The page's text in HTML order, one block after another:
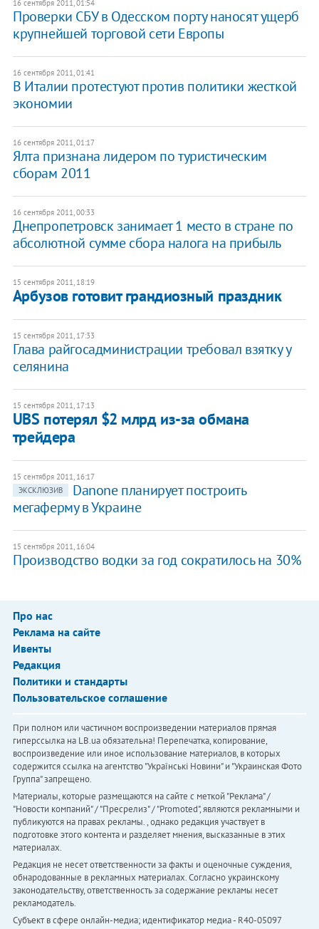
16 сентября 2011, 01:54
Проверки СБУ в Одесском порту наносят ущерб
крупнейшей торговой сети Европы
16 сентября 2011, 01:41
В Италии протестуют против политики жесткой
экономии
16 сентября 2011, 01:17
Ялта признана лидером по туристическим
сборам 2011
16 сентября 2011, 00:33
Днепропетровск занимает 1 место в стране по
абсолютной сумме сбора налога на прибыль
15 сентября 2011, 18:19
Арбузов готовит грандиозный праздник
15 сентября 2011, 17:33
Глава райгосадминистрации требовал взятку у
селянина
15 сентября 2011, 17:13
UBS потерял $2 млрд из-за обмана
трейдера
15 сентября 2011, 16:17
ЭКСКЛЮЗИВ
Danone планирует построить
мегаферму в Украине
15 сентября 2011, 16:04
Производство водки за год сократилось на 30%
Про нас
Реклама на сайте
Ивенты
Редакция
Политики и стандарты
Пользовательское соглашение
При полном или частичном воспроизведении материалов прямая
гиперссылка на LB.ua обязательна! Перепечатка, копирование,
воспроизведение или иное использование материалов, в которых
содержится ссылка на агентство "Українськi Новини" и "Украинская Фото
Группа" запрещено.
Материалы, которые размещаются на сайте с меткой "Реклама" /
"Новости компаний" / "Пресрелиз" / "Promoted", являются рекламными и
публикуются на правах рекламы. , однако редакция участвует в
подготовке этого контента и разделяет мнения, высказанные в этих
материалах.
Редакция не несет ответственности за факты и оценочные суждения,
обнародованные в рекламных материалах. Согласно украинскому
законодательству, ответственность за содержание рекламы несет
рекламодатель.
Субъект в сфере онлайн-медиа; идентификатор медиа - R40-05097